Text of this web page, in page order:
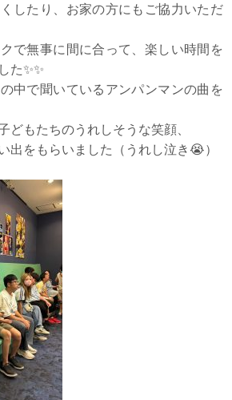
したり、お家の方にもご協力いただ
で無事に間に合って、楽しい時間を
た✨✨
中で聞いているアンパンマンの曲を
どもたちのうれしそうな笑顔、
出をもらいました（うれし泣き😭）